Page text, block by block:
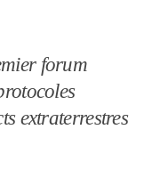
forum
extraterrestres